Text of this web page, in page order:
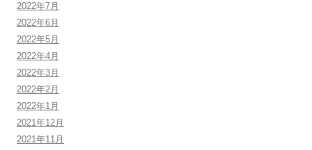
2022年7月
2022年6月
2022年5月
2022年4月
2022年3月
2022年2月
2022年1月
2021年12月
2021年11月